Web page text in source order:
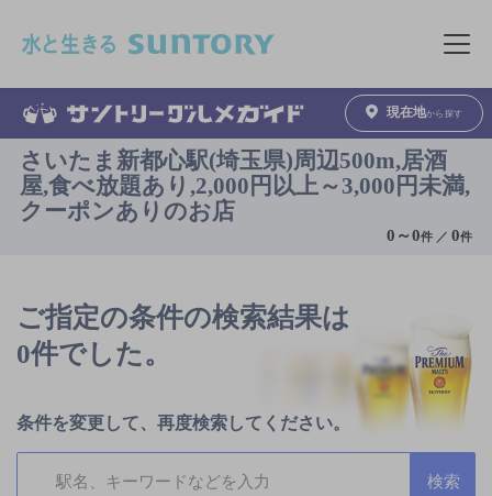
メニュ
現在地から探す
さいたま新都心駅(埼玉県)周辺500m,居酒
屋,食べ放題あり,2,000円以上～3,000円未満,
クーポンありのお店
0 ～0件 ／0件
ご指定の条件の検索結果は
0件でした。
条件を変更して、再度検索してください。